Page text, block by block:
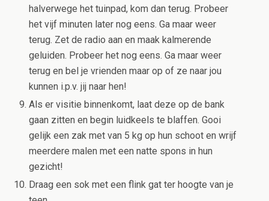
halverwege het tuinpad, kom dan terug. Probeer
het vijf minuten later nog eens. Ga maar weer
terug. Zet de radio aan en maak kalmerende
geluiden. Probeer het nog eens. Ga maar weer
terug en bel je vrienden maar op of ze naar jou
kunnen i.p.v. jij naar hen!
Als er visitie binnenkomt, laat deze op de bank
gaan zitten en begin luidkeels te blaffen. Gooi
gelijk een zak met van 5 kg op hun schoot en wrijf
meerdere malen met een natte spons in hun
gezicht!
Draag een sok met een flink gat ter hoogte van je